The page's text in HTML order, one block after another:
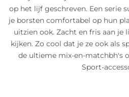
op het lijf geschreven. Een serie
je borsten comfortabel op hun
uitzien ook. Zacht en fris aan je
kijken. Zo cool dat je ze ook als
de ultieme mix-en-matchbh's
Sport-